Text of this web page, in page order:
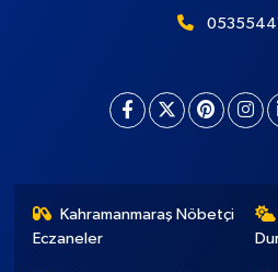
Kahramanmaraş Nöbetçi
Eczaneler